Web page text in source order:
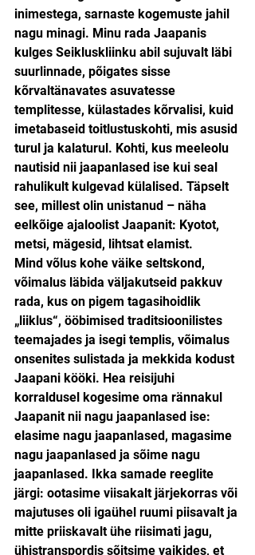
inimestega, sarnaste kogemuste jahil
nagu minagi. Minu rada Jaapanis
kulges Seikluskliinku abil sujuvalt läbi
suurlinnade, põigates sisse
kõrvaltänavates asuvatesse
templitesse, külastades kõrvalisi, kuid
imetabaseid toitlustuskohti, mis asusid
turul ja kalaturul. Kohti, kus meeleolu
nautisid nii jaapanlased ise kui seal
rahulikult kulgevad külalised. Täpselt
see, millest olin unistanud – näha
eelkõige ajaloolist Jaapanit: Kyotot,
metsi, mägesid, lihtsat elamist.
Mind võlus kohe väike seltskond,
võimalus läbida väljakutseid pakkuv
rada, kus on pigem tagasihoidlik
„liiklus“, ööbimised traditsioonilistes
teemajades ja isegi templis, võimalus
onsenites sulistada ja mekkida kodust
Jaapani kööki. Hea reisijuhi
korraldusel kogesime oma rännakul
Jaapanit nii nagu jaapanlased ise:
elasime nagu jaapanlased, magasime
nagu jaapanlased ja sõime nagu
jaapanlased. Ikka samade reeglite
järgi: ootasime viisakalt järjekorras või
majutuses oli igaühel ruumi piisavalt ja
mitte priiskavalt ühe riisimati jagu,
ühistranspordis sõitsime vaikides, et